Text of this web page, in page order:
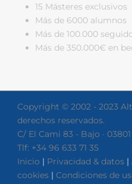
15 Másteres exclusivos
Más de 6000 alumnos
Más de 100.000
Más de 350.000€ en
Copyright © 2002 - 2023
derechos reservados.
C/ El Cami 83 - Bajo ·
Tlf: +34 96 633 71 35
Inicio | Privacidad & datos |
cookies | Condiciones de